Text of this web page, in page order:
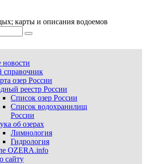
карты и описания водоемов
справочник
озер России
реестр России
Список озер России
Список водохранилищ
России
об озерах
Лимнология
Гидрология
OZERA.info
сайту